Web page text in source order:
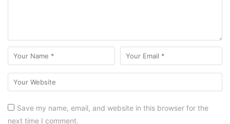
Save my name, email, and website in this browser for the
next time I comment.